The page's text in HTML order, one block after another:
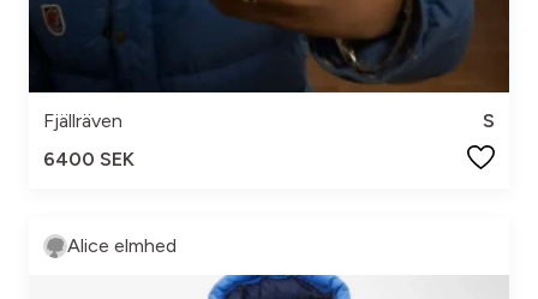
Fjällräven
S
6400 SEK
Alice elmhed